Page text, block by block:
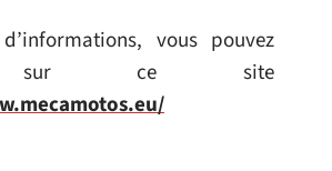
vous pouvez
sur ce site